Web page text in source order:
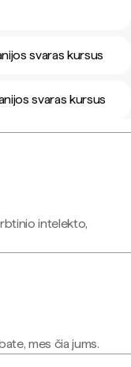
svaras kursus
svaras kursus
intelekto,
mes čia jums.